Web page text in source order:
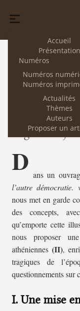
Accueil
Présentation
Numéros
Numéros
Numéros
Actualités
Thèmes
Auteurs
Proposer un
Le droit
(juillet
Christophe
démocratie.
Serge Velley
D ans un
l’autre démocratie.
nous met en garde
des concepts,
qu’emporte cette
nous proposer
athéniennes (II),
tragiques de
questionnements sur
I. Une mise